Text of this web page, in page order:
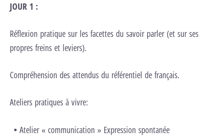
JOUR 1 :
Réflexion pratique sur les facettes du savoir parler (et sur ses
propres freins et leviers).
Compréhension des attendus du référentiel de français.
Ateliers pratiques à vivre:
Atelier « communication » Expression spontanée